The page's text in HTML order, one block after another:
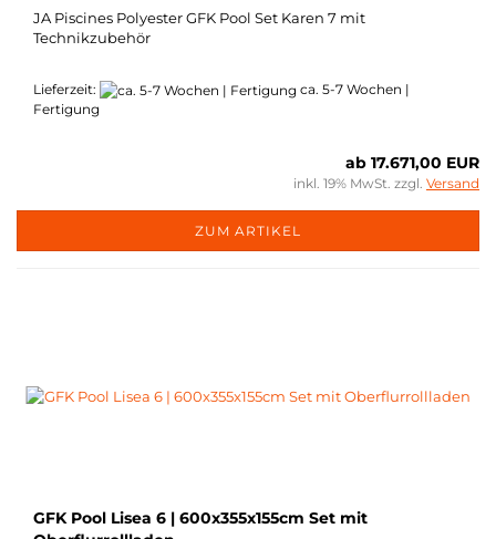
JA Piscines Polyester GFK Pool Set Karen 7 mit
Technikzubehör
Lieferzeit:
ca. 5-7 Wochen |
Fertigung
ab 17.671,00 EUR
inkl. 19% MwSt. zzgl. Versand
ZUM ARTIKEL
GFK Pool Lisea 6 | 600x355x155cm Set mit